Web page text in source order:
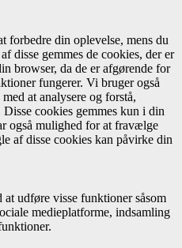
forbedre din oplevelse, mens du
disse gemmes de cookies, der er
browser, da de er afgørende for
fungerer. Vi bruger også
at analysere og forstå,
cookies gemmes kun i din
også mulighed for at fravælge
af disse cookies kan påvirke din
udføre visse funktioner såsom
medieplatforme, indsamling